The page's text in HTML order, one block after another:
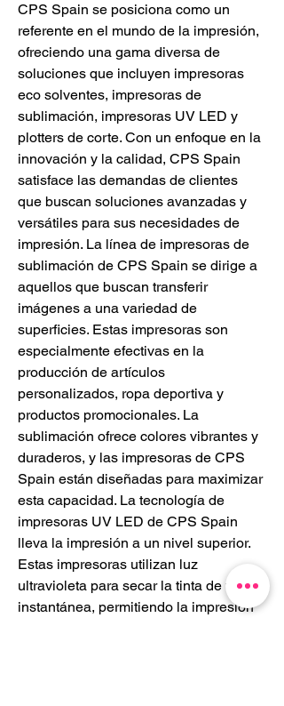
CPS Spain se posiciona como un
referente en el mundo de la impresión,
ofreciendo una gama diversa de
soluciones que incluyen impresoras
eco solventes, impresoras de
sublimación, impresoras UV LED y
plotters de corte. Con un enfoque en la
innovación y la calidad, CPS Spain
satisface las demandas de clientes
que buscan soluciones avanzadas y
versátiles para sus necesidades de
impresión. La línea de impresoras de
sublimación de CPS Spain se dirige a
aquellos que buscan transferir
imágenes a una variedad de
superficies. Estas impresoras son
especialmente efectivas en la
producción de artículos
personalizados, ropa deportiva y
productos promocionales. La
sublimación ofrece colores vibrantes y
duraderos, y las impresoras de CPS
Spain están diseñadas para maximizar
esta capacidad. La tecnología de
impresoras UV LED de CPS Spain
lleva la impresión a un nivel superior.
Estas impresoras utilizan luz
ultravioleta para secar la tinta de forma
instantánea, permitiendo la impresión